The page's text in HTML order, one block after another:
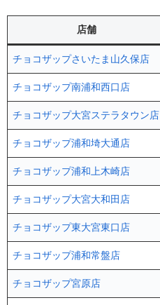
店舗
チョコザップさいたま山久保店
チョコザップ南浦和西口店
チョコザップ大宮ステラタウン店
チョコザップ浦和埼大通店
チョコザップ浦和上木崎店
チョコザップ大宮大和田店
チョコザップ東大宮東口店
チョコザップ浦和常盤店
チョコザップ宮原店